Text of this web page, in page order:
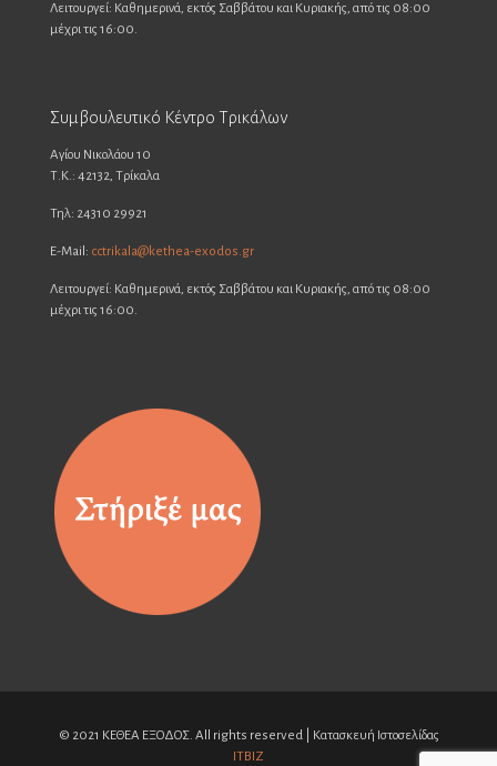
Λειτουργεί: Καθημερινά, εκτός Σαββάτου και Κυριακής, από τις 08:00
μέχρι τις 16:00.
Συμβουλευτικό Κέντρο Τρικάλων
Αγίου Νικολάου 10
Τ.Κ.: 42132, Τρίκαλα
Τηλ: 24310 29921
E-Mail: cctrikala@kethea-exodos.gr
Λειτουργεί: Καθημερινά, εκτός Σαββάτου και Κυριακής, από τις 08:00
μέχρι τις 16:00.
© 2021 ΚΕΘΕΑ ΕΞΟΔΟΣ. All rights reserved | Κατασκευή Ιστοσελίδας
ITBIZ